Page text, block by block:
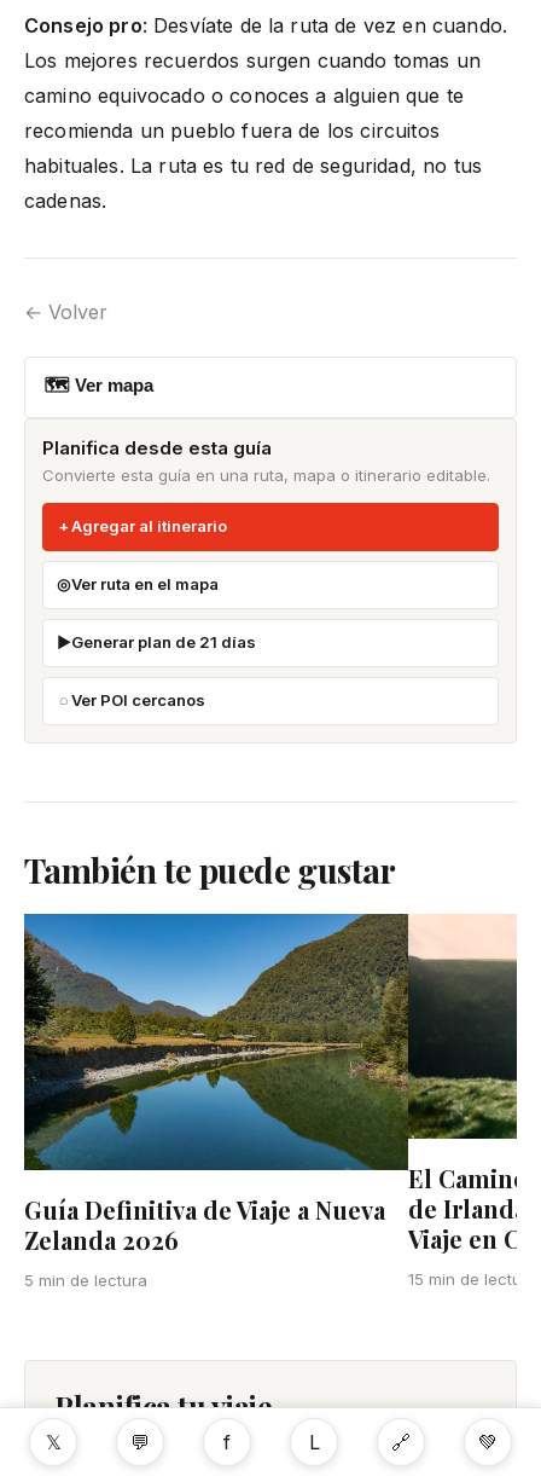
Consejo pro: Desvíate de la ruta de vez en cuando.
Los mejores recuerdos surgen cuando tomas un
camino equivocado o conoces a alguien que te
recomienda un pueblo fuera de los circuitos
habituales. La ruta es tu red de seguridad, no tus
cadenas.
← Volver
🗺 Ver mapa
Planifica desde esta guía
Convierte esta guía en una ruta, mapa o itinerario editable.
Agregar al itinerario
Ver ruta en el mapa
Generar plan de 21 días
Ver POI cercanos
También te puede gustar
Guía Definitiva de Viaje a Nueva
Zelanda 2026
5 min de lectura
El Camino
de Irlanda:
Viaje en
15 min de lectura
Planifica tu viaje
PLANIFICAR UN VIAJE
𝕏 💬 f L 🔗 💚